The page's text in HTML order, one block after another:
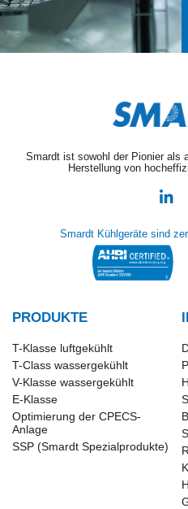
Smardt ist sowohl der Pionier als
Herstellung von
Smardt Kühlgeräte sind
PRODUKTE
T-Klasse luftgekühlt
T-Class wassergekühlt
V-Klasse wassergekühlt
E-Klasse
Optimierung der CPECS-
Anlage
SSP (Smardt Spezialprodukte)